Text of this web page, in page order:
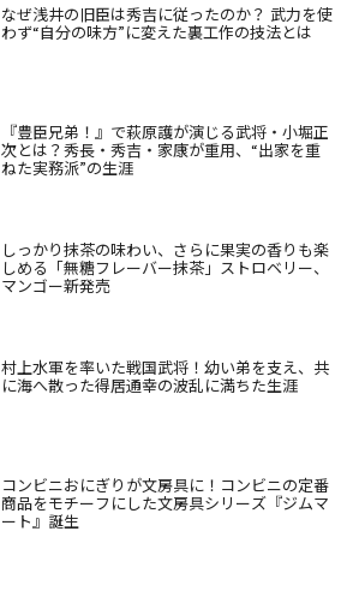
なぜ浅井の旧臣は秀吉に従ったのか？ 武力を使
わず“自分の味方”に変えた裏工作の技法とは
『豊臣兄弟！』で萩原護が演じる武将・小堀正
次とは？秀長・秀吉・家康が重用、“出家を重
ねた実務派”の生涯
しっかり抹茶の味わい、さらに果実の香りも楽
しめる「無糖フレーバー抹茶」ストロベリー、
マンゴー新発売
村上水軍を率いた戦国武将！幼い弟を支え、共
に海へ散った得居通幸の波乱に満ちた生涯
コンビニおにぎりが文房具に！コンビニの定番
商品をモチーフにした文房具シリーズ『ジムマ
ート』誕生